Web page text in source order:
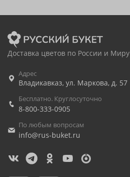
Доставка цветов по России и Миру
Адрес
Владикавказ, ул. Маркова, д. 57
Бесплатно. Круглосуточно
8-800-333-0905
По любым вопросам
info@rus-buket.ru